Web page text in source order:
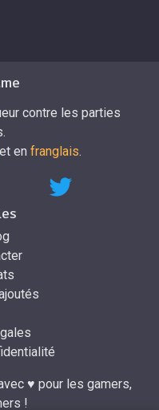
contre les parties
et en franglais.
♥ pour les gamers,
!